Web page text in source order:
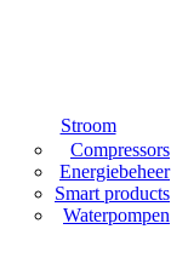
Stroom
Compressors
Energiebeheer
Smart products
Waterpompen